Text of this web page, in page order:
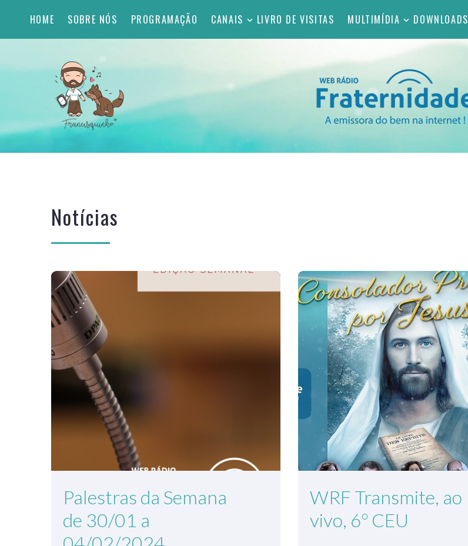
HOME SOBRE NÓS PROGRAMAÇÃO CANAIS LIVRO DE VISITAS MULTIMÍDIA DOWNLOADS
Notícias
Palestras da Semana
de 30/01 a
WRF Transmite, ao
vivo, 6º CEU